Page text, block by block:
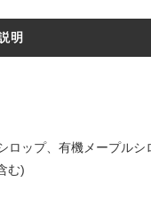
明
ロップ、有機メープル
む)